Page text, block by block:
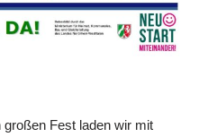
Fest laden wir mit